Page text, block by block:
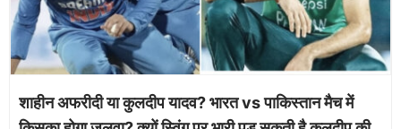
शाहीन अफरीदी या कुलदीप यादव? भारत vs पाकिस्तान मैच में